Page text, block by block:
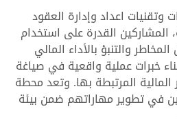
وتقنيات اعداد وإدارة العقود
المشاركين القدرة على استخدام
والتنبؤ بالأداء المالي
خبرات عملية واقعية في صياغة
المرتبطة بها. وتعد محطة
في تطوير مهاراتهم ضمن بيئة